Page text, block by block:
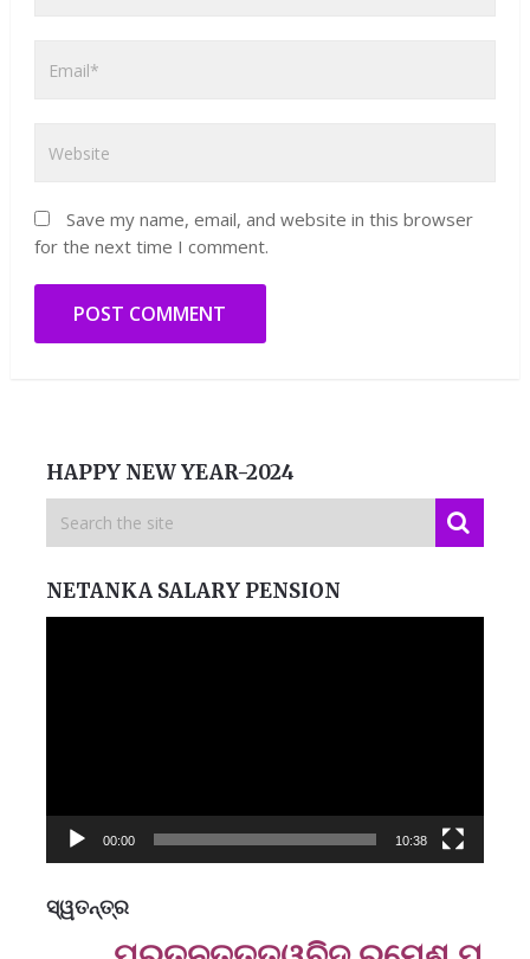
Save my name, email, and website in this browser
for the next time I comment.
HAPPY NEW YEAR-2024
NETANKA SALARY PENSION
00:00 10:38
ସ୍ୱତନ୍ତ୍ର